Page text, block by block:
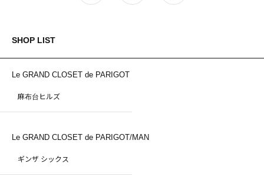
SHOP LIST
Le GRAND CLOSET de PARIGOT
麻布台ヒルズ
Le GRAND CLOSET de PARIGOT/MAN
ギンザ シックス